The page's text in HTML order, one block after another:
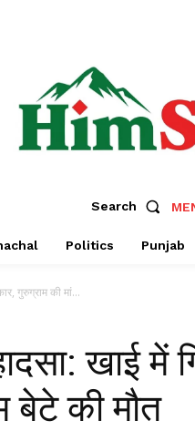
Search
Politics Punjab
गुरुग्राम की मां...
खाई में
बेटे की मौत